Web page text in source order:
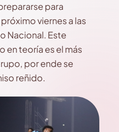
para
próximo viernes a las
Nacional. Este
en teoría es el más
por ende se
reñido.